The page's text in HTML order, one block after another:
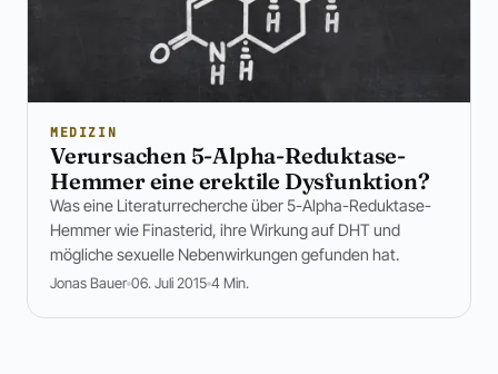
MEDIZIN
Verursachen 5-Alpha-Reduktase-
Hemmer eine erektile Dysfunktion?
Was eine Literaturrecherche über 5-Alpha-Reduktase-
Hemmer wie Finasterid, ihre Wirkung auf DHT und
mögliche sexuelle Nebenwirkungen gefunden hat.
Jonas Bauer 06. Juli 2015 4 Min.